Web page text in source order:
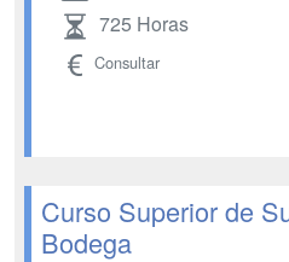
725 Horas
Consultar
Curso Superior de
Bodega